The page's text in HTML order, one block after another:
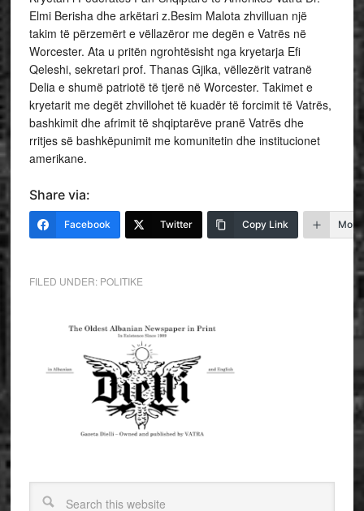
Elmi Berisha dhe arkëtari z.Besim Malota zhvilluan një
takim të përzemërt e vëllazëror me degën e Vatrës në
Worcester. Ata u pritën ngrohtësisht nga kryetarja Efi
Qeleshi, sekretari prof. Thanas Gjika, vëllezërit vatranë
Delia e shumë patriotë të tjerë në Worcester. Takimet e
kryetarit me degët zhvillohet të kuadër të forcimit të Vatrës,
bashkimit dhe afrimit të shqiptarëve pranë Vatrës dhe
rritjes së bashkëpunimit me komunitetin dhe institucionet
amerikane.
Share via:
Facebook Twitter Copy Link More
FILED UNDER: POLITIKE